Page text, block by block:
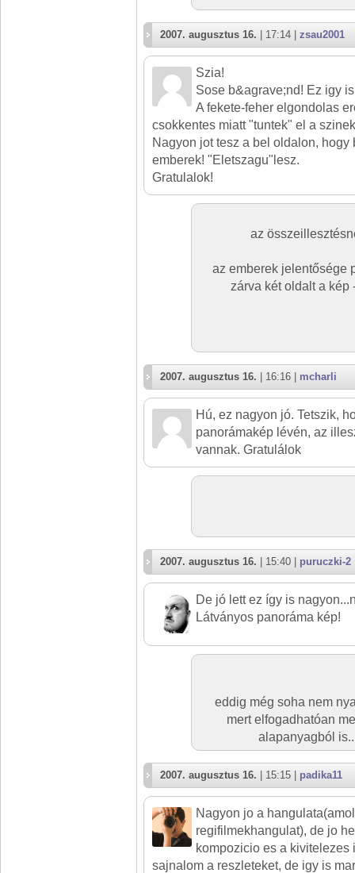
2007. augusztus 16. | 17:14 | zsau2001
Szia!
Sose b&agrave;nd! Ez igy
A fekete-feher elgondolas
csokkentes miatt "tuntek" el a
Nagyon jot tesz a bel oldalon, hogy
emberek! "Eletszagu"lesz.
Gratulalok!
az
az emberek jelentősége
zárva két oldalt a
2007. augusztus 16. | 16:16 | mcharli
Hú, ez nagyon jó. Tetszik,
panorámakép lévén, az
vannak. Gratulálok
2007. augusztus 16. | 15:40 | puruczki-2
De jó lett ez így is
Látványos panoráma kép!
eddig még soha nem
mert elfogadhatóan
alapanyagból
2007. augusztus 16. | 15:15 | padika11
Nagyon jo a
regifilmekhangulat), de jo
kompozicio es a kivitelezes
sajnalom a reszleteket, de igy is